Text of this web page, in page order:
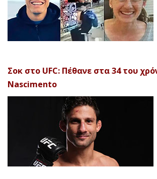
Σοκ στο UFC: Πέθανε στα 34 του
Nascimento